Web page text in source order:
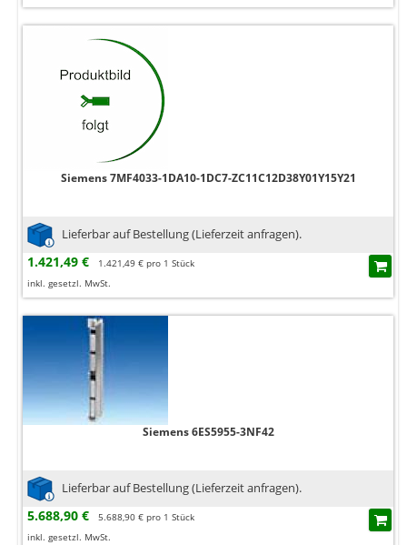
Siemens 7MF4033-1DA10-1DC7-ZC11C12D38Y01Y15Y21
Lieferbar auf Bestellung (Lieferzeit anfragen).
1.421,49 €
1.421,49 € pro 1 Stück
inkl. gesetzl. MwSt.
Siemens 6ES5955-3NF42
Lieferbar auf Bestellung (Lieferzeit anfragen).
5.688,90 €
5.688,90 € pro 1 Stück
inkl. gesetzl. MwSt.